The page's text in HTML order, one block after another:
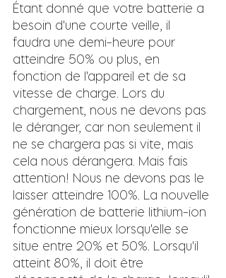
Étant donné que votre batterie a
besoin d'une courte veille, il
faudra une demi-heure pour
atteindre 50% ou plus, en
fonction de l'appareil et de sa
vitesse de charge. Lors du
chargement, nous ne devons pas
le déranger, car non seulement il
ne se chargera pas si vite, mais
cela nous dérangera. Mais fais
attention! Nous ne devons pas le
laisser atteindre 100%. La nouvelle
génération de batterie lithium-ion
fonctionne mieux lorsqu'elle se
situe entre 20% et 50%. Lorsqu'il
atteint 80%, il doit être